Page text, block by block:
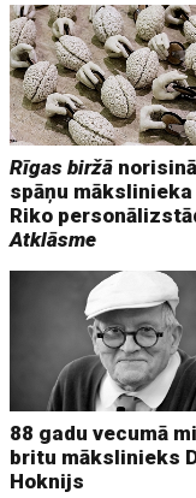
Rīgas biržā
spāņu
Riko
Atklāsme
88 gadu vecumā
britu mākslinieks
Hoknijs